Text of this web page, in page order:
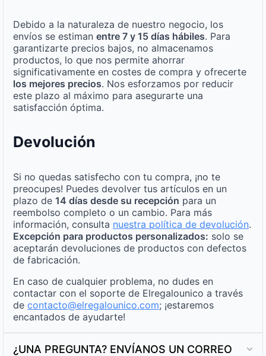
Debido a la naturaleza de nuestro negocio, los
envíos se estiman entre 7 y 15 días hábiles. Para
garantizarte precios bajos, no almacenamos
productos, lo que nos permite ahorrar
significativamente en costes de compra y ofrecerte
los mejores precios. Nos esforzamos por reducir
este plazo al máximo para asegurarte una
satisfacción óptima.
Devolución
Si no quedas satisfecho con tu compra, ¡no te
preocupes! Puedes devolver tus artículos en un
plazo de 14 días desde su recepción para un
reembolso completo o un cambio. Para más
información, consulta nuestra política de devolución.
Excepción para productos personalizados: solo se
aceptarán devoluciones de productos con defectos
de fabricación.
En caso de cualquier problema, no dudes en
contactar con el soporte de Elregalounico a través
de contacto@elregalounico.com; ¡estaremos
encantados de ayudarte!
¿UNA PREGUNTA? ENVÍANOS UN CORREO